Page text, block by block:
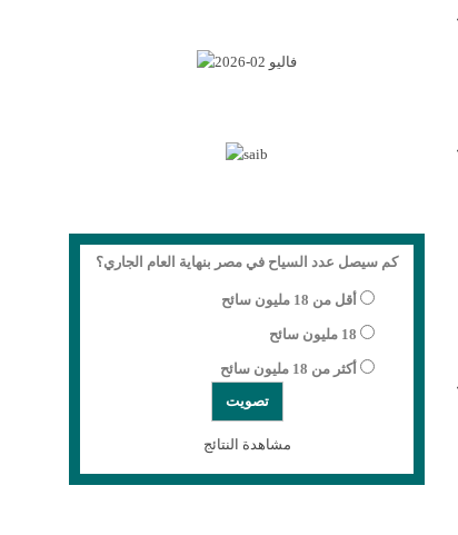
كم سيصل عدد السياح في مصر بنهاية العام الجاري؟
أقل من 18 مليون سائح
18 مليون سائح
أكثر من 18 مليون سائح
مشاهدة النتائج